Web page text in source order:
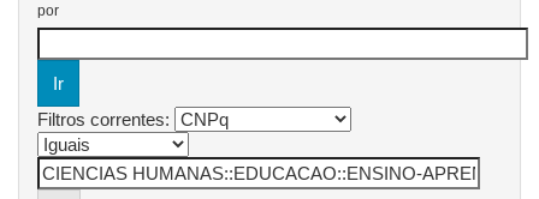
por
Filtros correntes: